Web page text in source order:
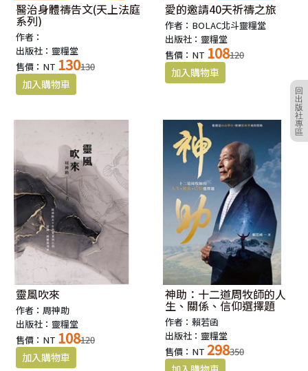
回
出
版
社
專
區
醫治身體禱告文(天上法庭
系列)
作者：
出版社：靈糧堂
售價：NT 130130
愛的邀請40天祈禱之旅
作者：BOLAC北斗靈糧堂
出版社：靈糧堂
售價：NT 108120
靈風吹來
作者：周神助
出版社：靈糧堂
售價：NT 108120
神助：十二道周牧師的人
生、關係、信仰選擇題
作者：賴若函
出版社：靈糧堂
售價：NT 298350